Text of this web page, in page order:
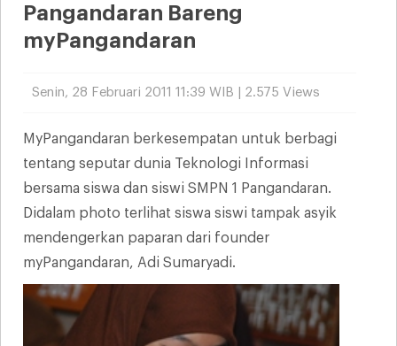
Pangandaran Bareng
myPangandaran
Senin, 28 Februari 2011 11:39 WIB | 2.575 Views
MyPangandaran berkesempatan untuk berbagi
tentang seputar dunia Teknologi Informasi
bersama siswa dan siswi SMPN 1 Pangandaran.
Didalam photo terlihat siswa siswi tampak asyik
mendengerkan paparan dari founder
myPangandaran, Adi Sumaryadi.